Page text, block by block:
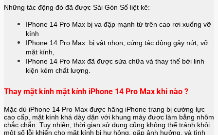
Những tác động đó đã được Sài Gòn Số liệt kê:
IPhone 14 Pro Max bị va đập mạnh từ trên cao rơi xuống vỡ
kính
IPhone 14 Pro Max bị vật nhọn, cứng tác động gây nứt, vỡ
mặt kính,
IPhone 14 Pro Max đã được sửa chữa và thay thế bởi linh
kiện kém chất lượng.
Thay mặt kính mặt kính iPhone 14 Pro Max khi nào ?
Mặc dù iPhone 14 Pro Max được hãng iPhone trang bị cường lực
cao cấp, mặt kính khá dày dặn với khung máy được làm bằng nhôm
chắc chắn. Tuy nhiên, thời gian sử dụng cũng không thể tránh khỏi
một số lỗi khiến cho mặt kính bị hư hỏng, gặp ảnh hưởng, và tình